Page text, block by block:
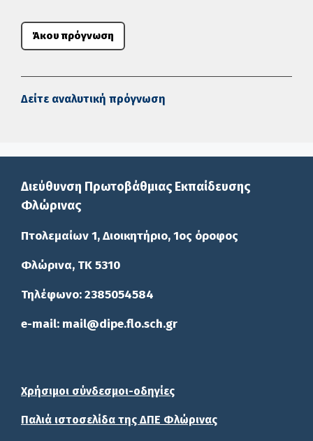
Άκου πρόγνωση
Δείτε αναλυτική πρόγνωση
Διεύθυνση Πρωτοβάθμιας Εκπαίδευσης
Φλώρινας
Πτολεμαίων 1, Διοικητήριο, 1ος όροφος
Φλώρινα, ΤΚ 5310
Τηλέφωνο: 2385054584
e-mail: mail@dipe.flo.sch.gr
Χρήσιμοι σύνδεσμοι-οδηγίες
Παλιά ιστοσελίδα της ΔΠΕ Φλώρινας